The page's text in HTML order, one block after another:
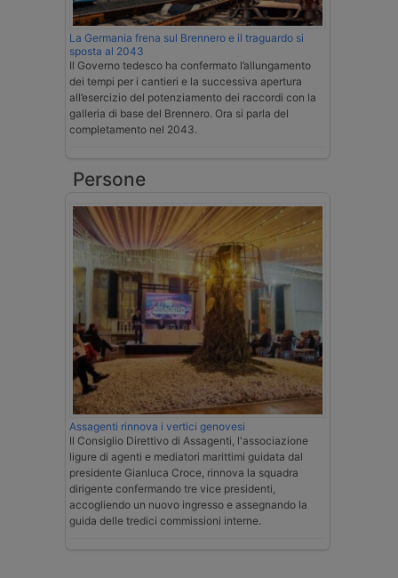
La Germania frena sul Brennero e il traguardo si
sposta al 2043
Il Governo tedesco ha confermato l’allungamento
dei tempi per i cantieri e la successiva apertura
all’esercizio del potenziamento dei raccordi con la
galleria di base del Brennero. Ora si parla del
completamento nel 2043.
Persone
Assagenti rinnova i vertici genovesi
Il Consiglio Direttivo di Assagenti, l'associazione
ligure di agenti e mediatori marittimi guidata dal
presidente Gianluca Croce, rinnova la squadra
dirigente confermando tre vice presidenti,
accogliendo un nuovo ingresso e assegnando la
guida delle tredici commissioni interne.